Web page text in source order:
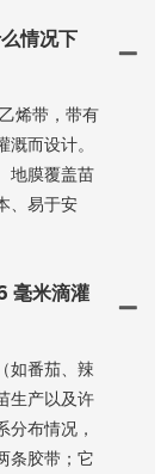
情况下
烯带，带有
而设计。
地膜覆盖苗
、易于安
毫米滴灌
如番茄、辣
生产以及许
分布情况，
条胶带；它